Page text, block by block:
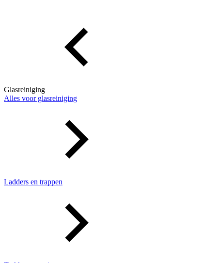
Glasreiniging
Alles voor glasreiniging
Ladders en trappen